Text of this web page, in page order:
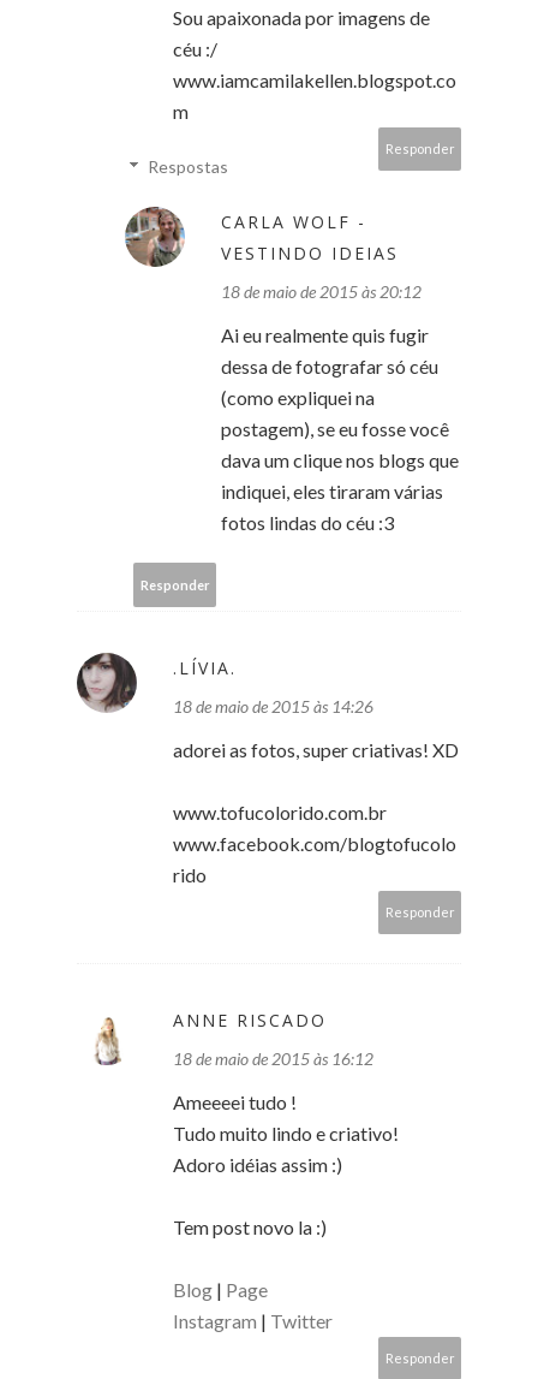
Sou apaixonada por imagens de
céu :/
www.iamcamilakellen.blogspot.co
m
Responder
Respostas
CARLA WOLF -
VESTINDO IDEIAS
18 de maio de 2015 às 20:12
Ai eu realmente quis fugir
dessa de fotografar só céu
(como expliquei na
postagem), se eu fosse você
dava um clique nos blogs que
indiquei, eles tiraram várias
fotos lindas do céu :3
Responder
.LÍVIA.
18 de maio de 2015 às 14:26
adorei as fotos, super criativas! XD
www.tofucolorido.com.br
www.facebook.com/blogtofucolo
rido
Responder
ANNE RISCADO
18 de maio de 2015 às 16:12
Ameeeei tudo !
Tudo muito lindo e criativo!
Adoro idéias assim :)
Tem post novo la :)
Blog | Page
Instagram | Twitter
Responder